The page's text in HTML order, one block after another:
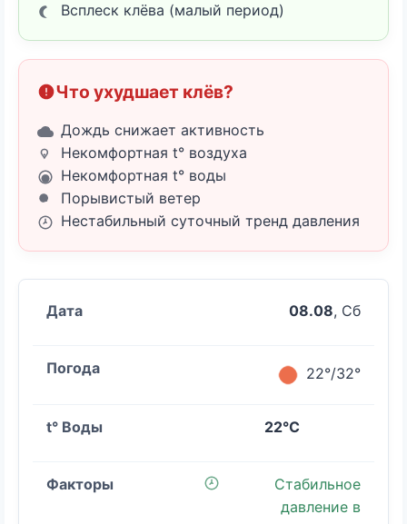
Всплеск клёва (малый период)
Что ухудшает клёв?
Дождь снижает активность
Некомфортная t° воздуха
Некомфортная t° воды
Порывистый ветер
Нестабильный суточный тренд давления
08.08, Сб
22°/32°
22°C
Стабильное
давление в